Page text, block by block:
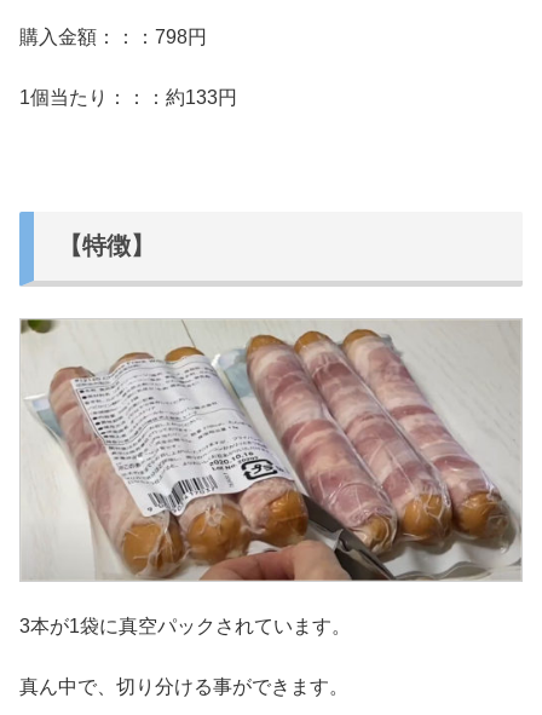
購入金額：：：798円
1個当たり：：：約133円
【特徴】
3本が1袋に真空パックされています。
真ん中で、切り分ける事ができます。